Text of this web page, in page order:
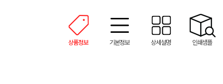
상품정보 기본정보 상세설명 인쇄샘플